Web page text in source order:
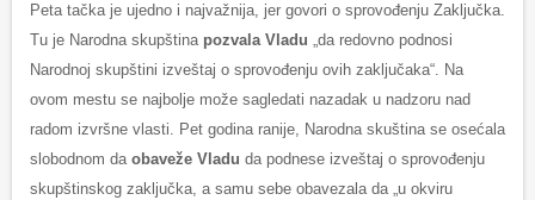
Peta tačka je ujedno i najvažnija, jer govori o sprovođenju Zaključka.
Tu je Narodna skupština pozvala Vladu „da redovno podnosi
Narodnoj skupštini izveštaj o sprovođenju ovih zaključaka“. Na
ovom mestu se najbolje može sagledati nazadak u nadzoru nad
radom izvršne vlasti. Pet godina ranije, Narodna skuština se osećala
slobodnom da obaveže Vladu da podnese izveštaj o sprovođenju
skupštinskog zaključka, a samu sebe obavezala da „u okviru